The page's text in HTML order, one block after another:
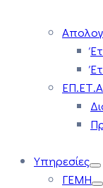
Υπηρεσίες
ΓΕΜΗ